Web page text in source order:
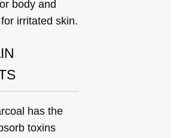
body and
irritated skin.
has the
toxins